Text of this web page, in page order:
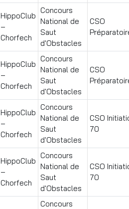
HippoClub
–
Chorfech
Concours
National de
Saut
d'Obstacles
CSO
HippoClub
–
Chorfech
Concours
National de
Saut
d'Obstacles
CSO
HippoClub
–
Chorfech
Concours
National de
Saut
d'Obstacles
CSO
70
HippoClub
–
Chorfech
Concours
National de
Saut
d'Obstacles
CSO
70
Concours